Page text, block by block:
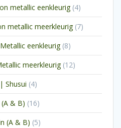
metallic eenkleurig 44
producten
metallic meerkleurig 77
producten
eenkleurig 88
producten
meerkleurig 1212
producten
Shusui 44
producten
& B) 1616
producten
(A & B) 55